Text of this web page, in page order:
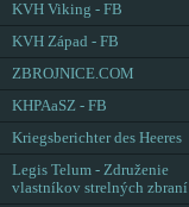
KVH Viking - FB
KVH Západ - FB
ZBROJNICE.COM
KHPAaSZ - FB
Kriegsberichter des Heeres
Legis Telum - Združenie
vlastníkov strelných zbraní